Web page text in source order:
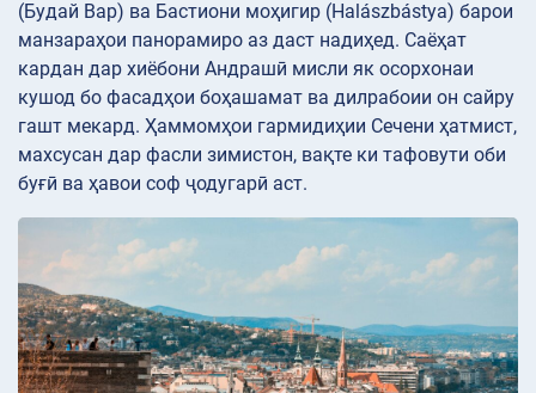
(Будай Вар) ва Бастиони моҳигир (Halászbástya) барои
манзараҳои панорамиро аз даст надиҳед. Саёҳат
кардан дар хиёбони Андрашӣ мисли як осорхонаи
кушод бо фасадҳои боҳашамат ва дилрабоии он сайру
гашт мекард. Ҳаммомҳои гармидиҳии Сечени ҳатмист,
махсусан дар фасли зимистон, вақте ки тафовути оби
буғӣ ва ҳавои соф ҷодугарӣ аст.